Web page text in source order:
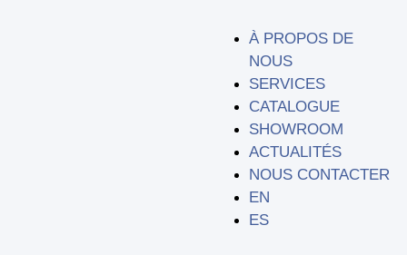
À PROPOS DE
NOUS
SERVICES
CATALOGUE
SHOWROOM
ACTUALITÉS
NOUS CONTACTER
EN
ES